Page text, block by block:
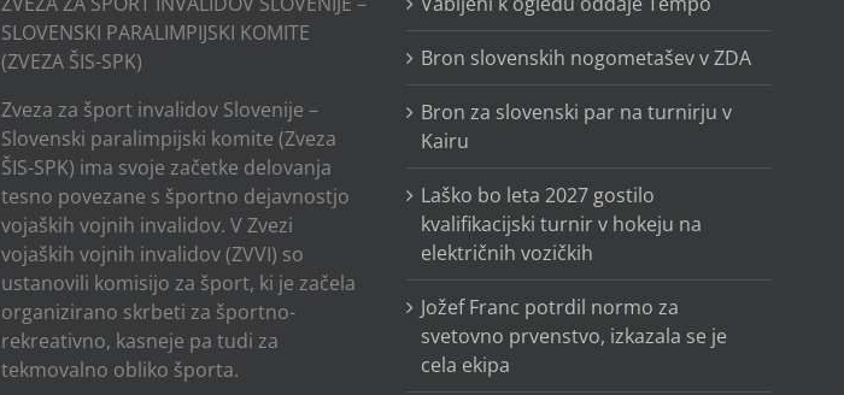
SLOVENSKI PARALIMPIJSKI KOMITE
(ZVEZA ŠIS-SPK)
Zveza za šport invalidov Slovenije –
Slovenski paralimpijski komite (Zveza
ŠIS-SPK) ima svoje začetke delovanja
tesno povezane s športno dejavnostjo
vojaških vojnih invalidov. V Zvezi
vojaških vojnih invalidov (ZVVI) so
ustanovili komisijo za šport, ki je začela
organizirano skrbeti za športno-
rekreativno, kasneje pa tudi za
tekmovalno obliko športa.
Bron slovenskih nogometašev v ZDA
Bron za slovenski par na turnirju v
Kairu
Laško bo leta 2027 gostilo
kvalifikacijski turnir v hokeju na
električnih vozičkih
Jožef Franc potrdil normo za
svetovno prvenstvo, izkazala se je
cela ekipa